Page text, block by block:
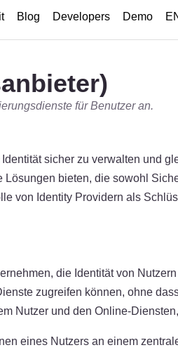
Blog Developers Demo
für Benutzer an.
sicher zu verwalten und
bieten, die sowohl
von Identity Providern als
die Identität von
zugreifen können, ohne
Nutzer und den Online-
eines Nutzers an einem